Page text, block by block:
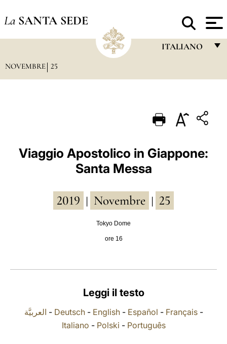
La SANTA SEDE
ITALIANO
PORTUGUÊS
العربيّة
NOVEMBRE 25
Viaggio Apostolico in Giappone:
Santa Messa
2019 Novembre 25
Tokyo Dome
ore 16
Leggi il testo
العربيَّة - Deutsch- English- Español - Français-
Italiano - Polski - Português